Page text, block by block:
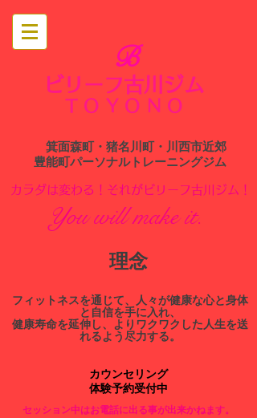
ビリーフ古川ジム
TOYONO
B
箕面森町・猪名川町・川西市近郊
​豊能町パーソナルトレーニングジム
​カラダは変わる！それがビリーフ古川ジム！
You will make it.
​理念
​フィットネスを通じて、人々が健康な心と身体
と自信を手に入れ、
健康寿命を延伸し、よりワクワクした人生を送
れるよう尽力する。
カウンセリング
体験予約受付中
セッション中はお電話に出る事が出来かねます。